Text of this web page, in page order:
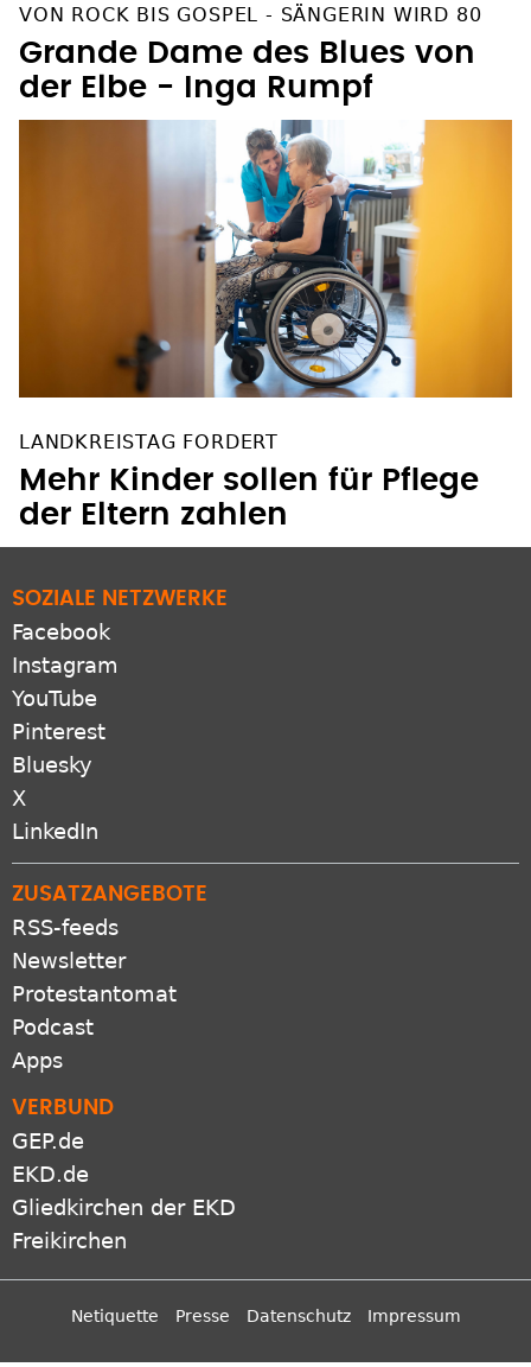
VON ROCK BIS GOSPEL - SÄNGERIN WIRD 80
Grande Dame des Blues von
der Elbe - Inga Rumpf
LANDKREISTAG FORDERT
Mehr Kinder sollen für Pflege
der Eltern zahlen
SOZIALE NETZWERKE
Facebook
Instagram
YouTube
Pinterest
Bluesky
X
LinkedIn
ZUSATZANGEBOTE
RSS-feeds
Newsletter
Protestantomat
Podcast
Apps
VERBUND
GEP.de
EKD.de
Gliedkirchen der EKD
Freikirchen
Netiquette Presse Datenschutz Impressum